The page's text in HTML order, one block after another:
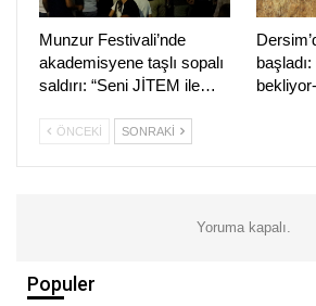
Munzur Festivali’nde
akademisyene taşlı sopalı
saldırı: “Seni JİTEM ile…
ÖNCEKI SONRAKI
Yoruma kapalı.
Populer